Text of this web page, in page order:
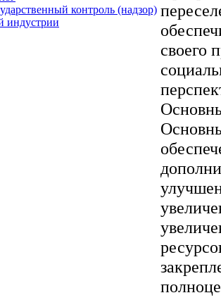
контроль (надзор)
индустрии
своего